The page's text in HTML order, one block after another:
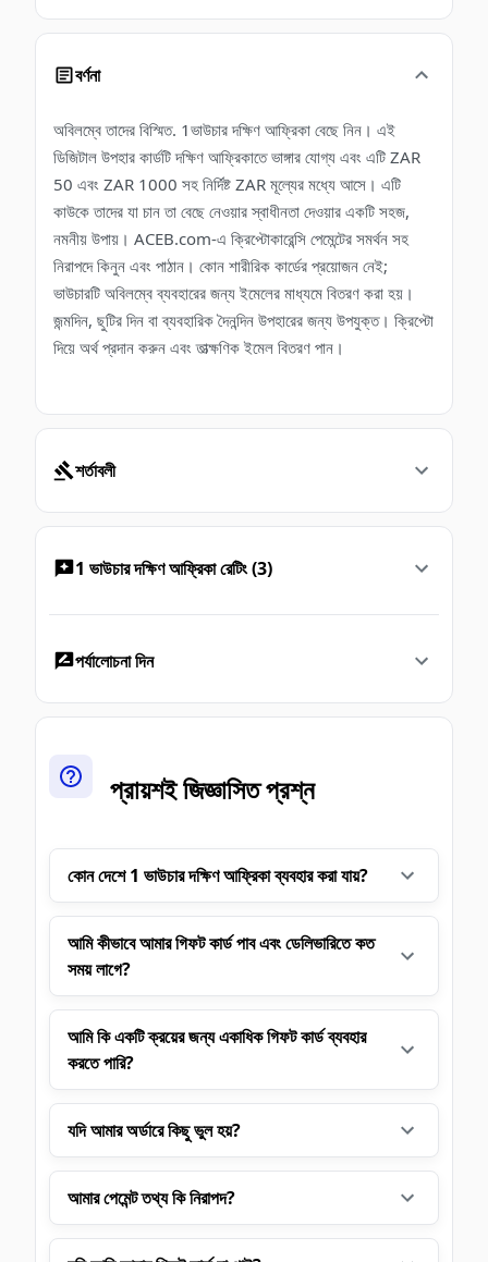
বর্ণনা
অবিলম্বে তাদের বিস্মিত. 1ভাউচার দক্ষিণ আফ্রিকা বেছে নিন। এই
ডিজিটাল উপহার কার্ডটি দক্ষিণ আফ্রিকাতে ভাঙ্গার যোগ্য এবং এটি ZAR
50 এবং ZAR 1000 সহ নির্দিষ্ট ZAR মূল্যের মধ্যে আসে। এটি
কাউকে তাদের যা চান তা বেছে নেওয়ার স্বাধীনতা দেওয়ার একটি সহজ,
নমনীয় উপায়। ACEB.com-এ ক্রিপ্টোকারেন্সি পেমেন্টের সমর্থন সহ
নিরাপদে কিনুন এবং পাঠান। কোন শারীরিক কার্ডের প্রয়োজন নেই;
ভাউচারটি অবিলম্বে ব্যবহারের জন্য ইমেলের মাধ্যমে বিতরণ করা হয়।
জন্মদিন, ছুটির দিন বা ব্যবহারিক দৈনন্দিন উপহারের জন্য উপযুক্ত। ক্রিপ্টো
দিয়ে অর্থ প্রদান করুন এবং তাত্ক্ষণিক ইমেল বিতরণ পান।
শর্তাবলী
1 ভাউচার দক্ষিণ আফ্রিকা রেটিং (3)
পর্যালোচনা দিন
প্রায়শই জিজ্ঞাসিত প্রশ্ন
কোন দেশে 1 ভাউচার দক্ষিণ আফ্রিকা ব্যবহার করা যায়?
আমি কীভাবে আমার গিফট কার্ড পাব এবং ডেলিভারিতে কত
সময় লাগে?
আমি কি একটি ক্রয়ের জন্য একাধিক গিফট কার্ড ব্যবহার
করতে পারি?
যদি আমার অর্ডারে কিছু ভুল হয়?
আমার পেমেন্ট তথ্য কি নিরাপদ?